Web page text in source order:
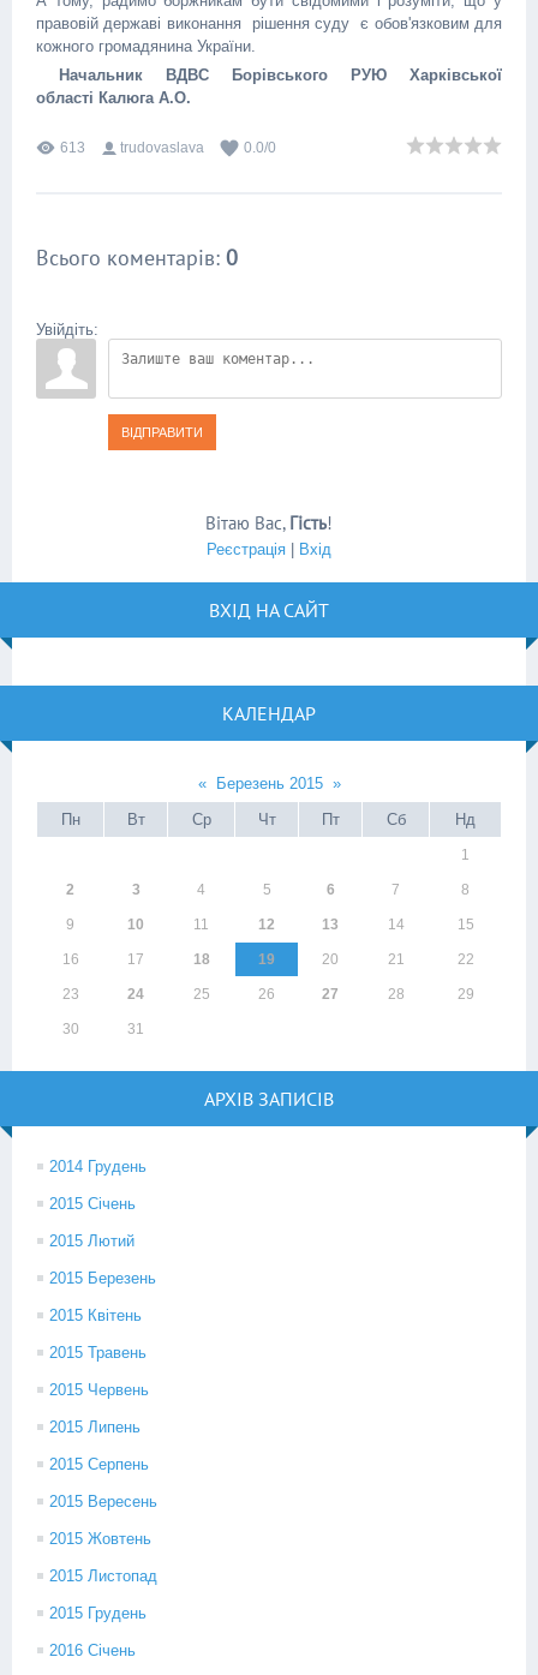
правовій державі виконання рішення суду є обов'язковим для
кожного громадянина України.
Начальник ВДВС Борівського РУЮ Харківської
області Калюга А.О.
613 trudovaslava 0.0/0
Всього коментарів: 0
Увійдіть:
ВІДПРАВИТИ
Вітаю Вас, Гість!
Реєстрація Вхід
ВХІД НА САЙТ
КАЛЕНДАР
« Березень 2015 »
Пн
Вт Ср Чт Пт Сб Нд
1
2 3 4 5 6 7 8
9 10 11 12 13 14 15
16 17 18 19 20 21 22
23 24 25 26 27 28 29
30 31
АРХІВ ЗАПИСІВ
2014 Грудень
2015 Січень
2015 Лютий
2015 Березень
2015 Квітень
2015 Травень
2015 Червень
2015 Липень
2015 Серпень
2015 Вересень
2015 Жовтень
2015 Листопад
2015 Грудень
2016 Січень